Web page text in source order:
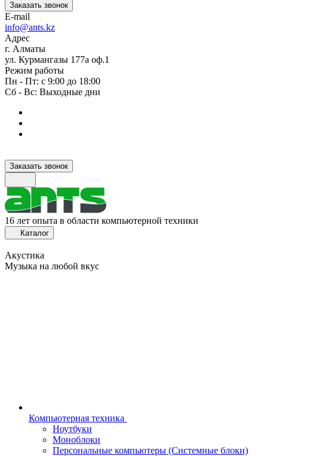
Заказать звонок
E-mail
info@ants.kz
Адрес
г. Алматы
ул. Курмангазы 177а оф.1
Режим работы
Пн - Пт: с 9:00 до 18:00
Сб - Вс: Выходные дни
Заказать звонок
16 лет опыта в области компьютерной техники
Каталог
Акустика
Музыка на любой вкус
Компьютерная техника
Ноутбуки
Моноблоки
Персональные компьютеры (Системные блоки)